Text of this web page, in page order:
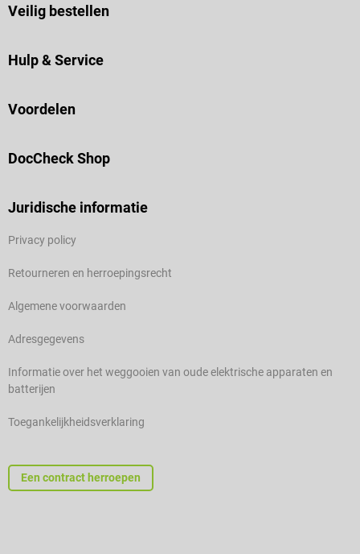
Veilig bestellen
Hulp & Service
Voordelen
DocCheck Shop
Juridische informatie
Privacy policy
Retourneren en herroepingsrecht
Algemene voorwaarden
Adresgegevens
Informatie over het weggooien van oude elektrische apparaten en
batterijen
Toegankelijkheidsverklaring
Een contract herroepen